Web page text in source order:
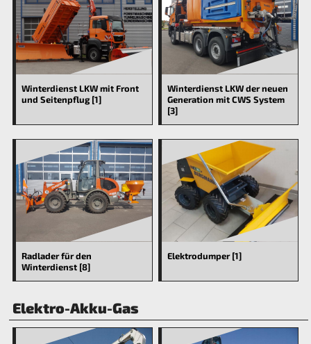
Winterdienst LKW mit Front
und Seitenpflug [1]
Winterdienst LKW der neuen
Generation mit CWS System
[3]
Radlader für den
Winterdienst [8]
Elektrodumper [1]
Elektro-Akku-Gas